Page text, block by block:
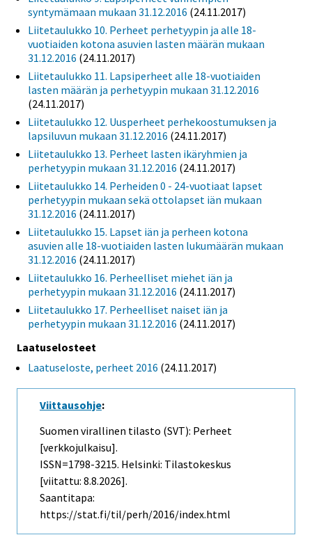
syntymämaan mukaan 31.12.2016 (24.11.2017)
Liitetaulukko 10. Perheet perhetyypin ja alle 18-
vuotiaiden kotona asuvien lasten määrän mukaan
31.12.2016 (24.11.2017)
Liitetaulukko 11. Lapsiperheet alle 18-vuotiaiden
lasten määrän ja perhetyypin mukaan 31.12.2016
(24.11.2017)
Liitetaulukko 12. Uusperheet perhekoostumuksen ja
lapsiluvun mukaan 31.12.2016 (24.11.2017)
Liitetaulukko 13. Perheet lasten ikäryhmien ja
perhetyypin mukaan 31.12.2016 (24.11.2017)
Liitetaulukko 14. Perheiden 0 - 24-vuotiaat lapset
perhetyypin mukaan sekä ottolapset iän mukaan
31.12.2016 (24.11.2017)
Liitetaulukko 15. Lapset iän ja perheen kotona
asuvien alle 18-vuotiaiden lasten lukumäärän mukaan
31.12.2016 (24.11.2017)
Liitetaulukko 16. Perheelliset miehet iän ja
perhetyypin mukaan 31.12.2016 (24.11.2017)
Liitetaulukko 17. Perheelliset naiset iän ja
perhetyypin mukaan 31.12.2016 (24.11.2017)
Laatuselosteet
Laatuseloste, perheet 2016 (24.11.2017)
Viittausohje:
Suomen virallinen tilasto (SVT): Perheet
[verkkojulkaisu].
ISSN=1798-3215. Helsinki: Tilastokeskus
[viitattu: 8.8.2026].
Saantitapa:
https://stat.fi/til/perh/2016/index.html